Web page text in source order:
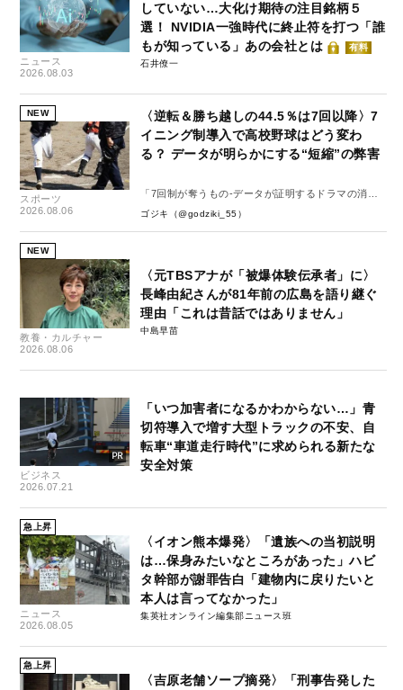
ニュース
2026.08.03
していない…大化け期待の注目銘柄５
選！ NVIDIA一強時代に終止符を打つ「誰
もが知っている」あの会社とは
有料
石井僚一
NEW
スポーツ
2026.08.06
〈逆転＆勝ち越しの44.5％は7回以降〉7
イニング制導入で高校野球はどう変わ
る？ データが明らかにする“短縮”の弊害
「7回制が奪うもの-データが証明するドラマの消
失-」
ゴジキ（@godziki_55）
NEW
教養・カルチャー
2026.08.06
〈元TBSアナが「被爆体験伝承者」に〉
長峰由紀さんが81年前の広島を語り継ぐ
理由「これは昔話ではありません」
中島早苗
ビジネス
2026.07.21
「いつ加害者になるかわからない…」青
切符導入で増す大型トラックの不安、自
転車“車道走行時代”に求められる新たな
安全対策
急上昇
ニュース
2026.08.05
〈イオン熊本爆発〉「遺族への当初説明
は…保身みたいなところがあった」ハビ
タ幹部が謝罪告白「建物内に戻りたいと
本人は言ってなかった」
集英社オンライン編集部ニュース班
急上昇
〈吉原老舗ソープ摘発〉「刑事告発した